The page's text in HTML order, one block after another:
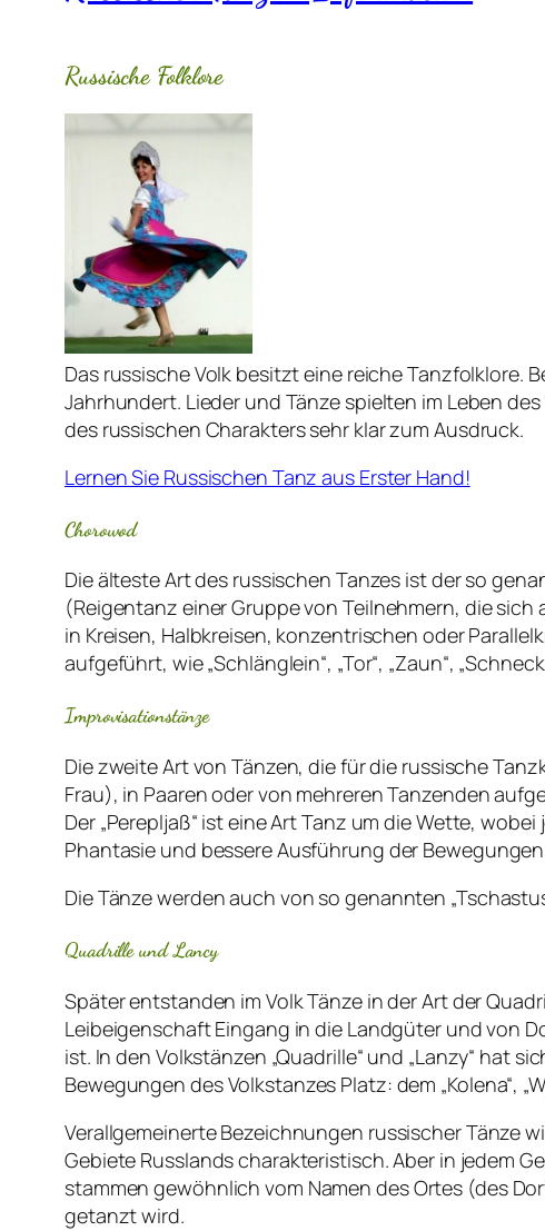
Russische Folklore
Das russische Volk besitzt eine reiche Tanzfolklore.
Jahrhundert. Lieder und Tänze spielten im Leben
des russischen Charakters sehr klar zum Ausdruck.
Lernen Sie Russischen Tanz aus Erster Hand!
Chorowod
Die älteste Art des russischen Tanzes ist der so
(Reigentanz einer Gruppe von Teilnehmern, die
in Kreisen, Halbkreisen, konzentrischen oder
aufgeführt, wie „Schlänglein“, „Tor“, „Zaun“,
Improvisationstänze
Die zweite Art von Tänzen, die für die russische
Frau), in Paaren oder von mehreren Tanzenden
Der „Perepljaß“ ist eine Art Tanz um die Wette,
Phantasie und bessere Ausführung der
Die Tänze werden auch von so genannten
Quadrille und Lancy
Später entstanden im Volk Tänze in der Art der
Leibeigenschaft Eingang in die Landgüter und von
ist. In den Volkstänzen „Quadrille“ und „Lanzy“ hat
Bewegungen des Volkstanzes Platz: dem „Kolena“,
Verallgemeinerte Bezeichnungen russischer Tänze
Gebiete Russlands charakteristisch. Aber in jedem
stammen gewöhnlich vom Namen des Ortes (des
getanzt wird.